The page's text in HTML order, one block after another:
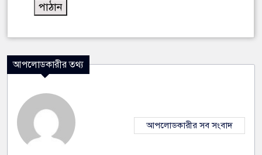
আপলোডকারীর তথ্য
আপলোডকারীর সব সংবাদ